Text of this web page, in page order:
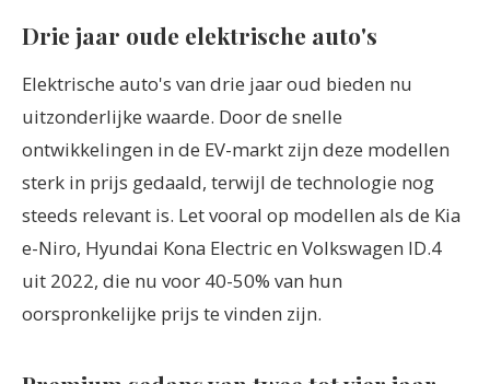
Drie jaar oude elektrische auto's
Elektrische auto's van drie jaar oud bieden nu
uitzonderlijke waarde. Door de snelle
ontwikkelingen in de EV-markt zijn deze modellen
sterk in prijs gedaald, terwijl de technologie nog
steeds relevant is. Let vooral op modellen als de Kia
e-Niro, Hyundai Kona Electric en Volkswagen ID.4
uit 2022, die nu voor 40-50% van hun
oorspronkelijke prijs te vinden zijn.